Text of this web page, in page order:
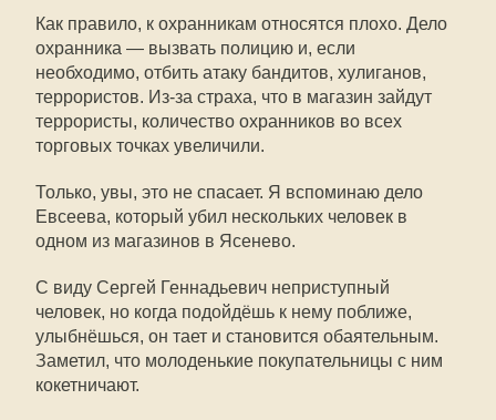
Как правило, к охранникам относятся плохо. Дело
охранника — вызвать полицию и, если
необходимо, отбить атаку бандитов, хулиганов,
террористов. Из-за страха, что в магазин зайдут
террористы, количество охранников во всех
торговых точках увеличили.
Только, увы, это не спасает. Я вспоминаю дело
Евсеева, который убил нескольких человек в
одном из магазинов в Ясенево.
С виду Сергей Геннадьевич неприступный
человек, но когда подойдёшь к нему поближе,
улыбнёшься, он тает и становится обаятельным.
Заметил, что молоденькие покупательницы с ним
кокетничают.